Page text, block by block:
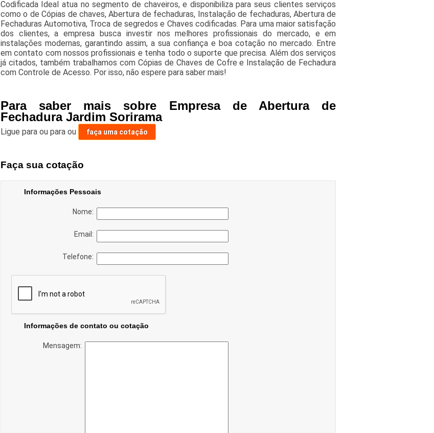
Codificada Ideal atua no segmento de chaveiros, e disponibiliza para seus clientes serviços
como o de Cópias de chaves, Abertura de fechaduras, Instalação de fechaduras, Abertura de
Fechaduras Automotiva, Troca de segredos e Chaves codificadas. Para uma maior satisfação
dos clientes, a empresa busca investir nos melhores profissionais do mercado, e em
instalações modernas, garantindo assim, a sua confiança e boa cotação no mercado. Entre
em contato com nossos profissionais e tenha todo o suporte que precisa. Além dos serviços
já citados, também trabalhamos com Cópias de Chaves de Cofre e Instalação de Fechadura
com Controle de Acesso. Por isso, não espere para saber mais!
Para saber mais sobre Empresa de Abertura de
Fechadura Jardim Sorirama
Ligue para ou para ou faça uma cotação
Faça sua cotação
Informações Pessoais
Nome:
Email:
Telefone:
Informações de contato ou cotação
Mensagem: